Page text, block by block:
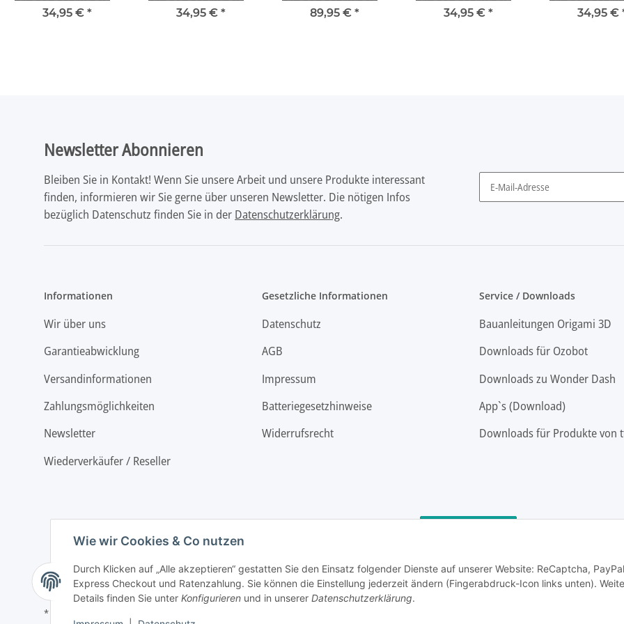
Wie wir Cookies & Co nutzen
Durch Klicken auf „Alle akzeptieren“ gestatten Sie den Einsatz folgender Dienste auf unserer Website: ReCaptcha, PayPal
Express Checkout und Ratenzahlung. Sie können die Einstellung jederzeit ändern (Fingerabdruck-Icon links unten).
Details finden Sie unter Konfigurieren und in unserer Datenschutzerklärung.
Bot - "Buchstaben"
34,95 € * 34,95 € *
Bot - "Basicset"
89,95 € *
Bot - "Begriffe und
34,95 € *
Bot - "Lustiges
34,95 €
Newsletter Abonnieren
Bleiben Sie in Kontakt! Wenn Sie unsere Arbeit und unsere Produkte interessant
finden, informieren wir Sie gerne über unseren Newsletter. Die nötigen Infos
bezüglich Datenschutz finden Sie in der Datenschutzerklärung.
Informationen
Wir über uns
Garantieabwicklung
Versandinformationen
Zahlungsmöglichkeiten
Newsletter
Wiederverkäufer / Reseller
Gesetzliche Informationen
Datenschutz
AGB
Impressum
Batteriegesetzhinweise
Widerrufsrecht
Service / Downloads
Bauanleitungen Origami 3D
Downloads für Ozobot
Downloads zu Wonder Dash
App`s (Download)
Downloads für Produkte von
* Alle Preise inkl. gesetzlicher USt., zzgl.